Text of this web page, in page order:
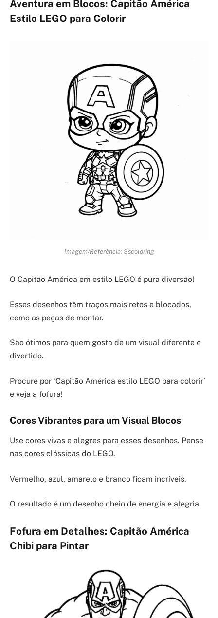
Aventura em Blocos: Capitão América
Estilo LEGO para Colorir
Imagem/Referência: Sscoloring
O Capitão América em estilo LEGO é pura diversão!
Esses desenhos têm traços mais retos e blocados,
como as peças de montar.
São ótimos para quem gosta de um visual diferente e
divertido.
Procure por ‘Capitão América estilo LEGO para colorir’
e veja a fofura!
Cores Vibrantes para um Visual Blocos
Use cores vivas e alegres para esses desenhos. Pense
nas cores clássicas do LEGO.
Vermelho, azul, amarelo e branco ficam incríveis.
O resultado é um desenho cheio de energia e alegria.
Fofura em Detalhes: Capitão América
Chibi para Pintar